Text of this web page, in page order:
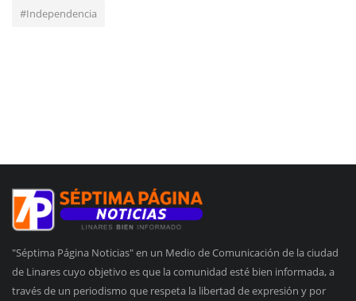
#Independencia
"Séptima Página Noticias" en un Medio de Comunicación de la ciudad
de Linares cuyo objetivo es que la comunidad esté bien informada, a
través de un periodismo que respeta la libertad de expresión y por